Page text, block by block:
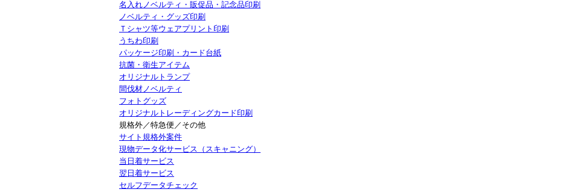
名入れノベルティ・販促品・記念品印刷
ノベルティ・グッズ印刷
Ｔシャツ等ウェアプリント印刷
うちわ印刷
パッケージ印刷・カード台紙
抗菌・衛生アイテム
オリジナルトランプ
間伐材ノベルティ
フォトグッズ
オリジナルトレーディングカード印刷
規格外／特急便／その他
サイト規格外案件
現物データ化サービス（スキャニング）
当日着サービス
翌日着サービス
セルフデータチェック